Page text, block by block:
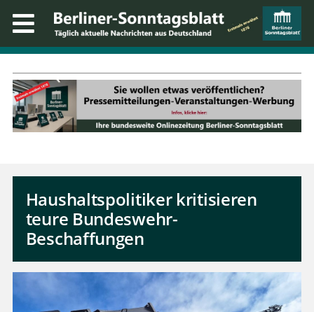
Haushaltspolitiker kritisieren
teure Bundeswehr-
Beschaffungen